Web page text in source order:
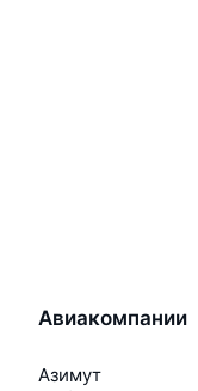
Авиакомпании
Азимут